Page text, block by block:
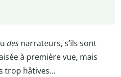
des narrateurs, s’ils sont
à première vue, mais
trop hâtives…